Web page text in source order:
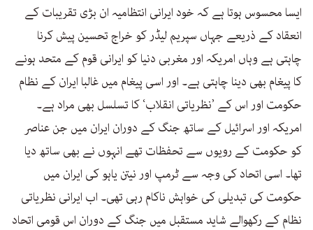
ایسا محسوس ہوتا ہے کہ خود ایرانی انتظامیہ ان بڑی تقریبات کے
انعقاد کے ذریعے جہاں سپریم لیڈر کو خراج تحسین پیش کرنا
چاہتی ہے وہاں امریکہ اور مغربی دنیا کو ایرانی قوم کے متحد ہونے
کا پیغام بھی دینا چاہتی ہے۔ اور اسی پیغام میں غالبا ایران کے نظام
حکومت اور اس کے ’نظریاتی انقلاب‘ کا تسلسل بھی مراد ہے۔
امریکہ اور اسرائیل کے ساتھ جنگ کے دوران ایران میں جن عناصر
کو حکومت کے رویوں سے تحفظات تھے انہوں نے بھی ساتھ دیا
تھا۔ اسی اتحاد کی وجہ سے ٹرمپ اور نیتن یاہو کی ایران میں
حکومت کی تبدیلی کی خواہش ناکام رہی تھی۔ اب ایرانی نظریاتی
نظام کے رکھوالے شاید مستقبل میں جنگ کے دوران اس قومی اتحاد